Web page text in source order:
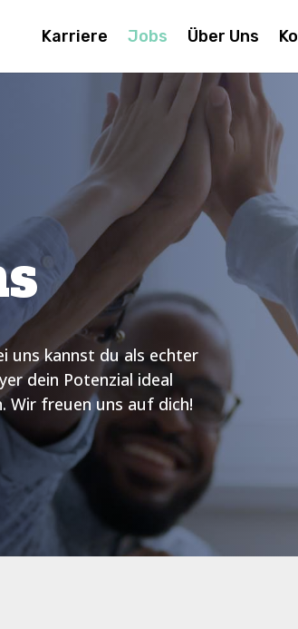
Karriere Jobs Über Uns
Wir freuen uns auf dich!